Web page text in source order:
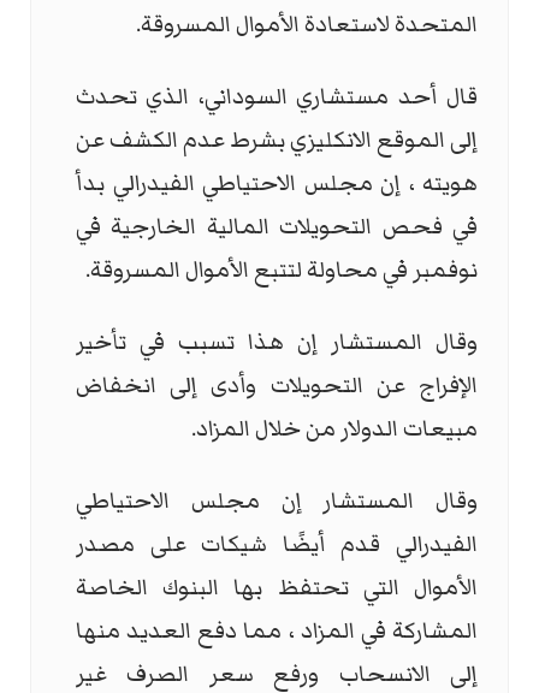
المتحدة لاستعادة الأموال المسروقة.
قال أحد مستشاري السوداني، الذي تحدث
إلى الموقع الانكلیزي بشرط عدم الكشف عن
هويته ، إن مجلس الاحتياطي الفيدرالي بدأ
في فحص التحويلات المالية الخارجية في
نوفمبر في محاولة لتتبع الأموال المسروقة.
وقال المستشار إن هذا تسبب في تأخير
الإفراج عن التحويلات وأدى إلى انخفاض
مبيعات الدولار من خلال المزاد.
وقال المستشار إن مجلس الاحتياطي
الفيدرالي قدم أيضًا شيكات على مصدر
الأموال التي تحتفظ بها البنوك الخاصة
المشاركة في المزاد ، مما دفع العديد منها
إلى الانسحاب ورفع سعر الصرف غير